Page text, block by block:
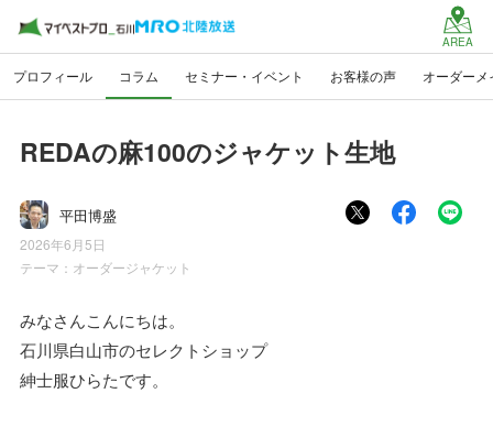
AREA
プロフィール コラム セミナー・イベント お客様の声 オーダーメ
REDAの麻100のジャケット生地
平田博盛
2026年6月5日
テーマ： オーダージャケット
みなさんこんにちは。
石川県白山市のセレクトショップ
紳士服ひらたです。